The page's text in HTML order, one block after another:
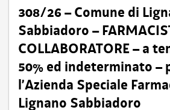
308/26 – Comune di
Sabbiadoro –
COLLABORATORE – a
50% ed indeterminato –
l’Azienda Speciale
Lignano Sabbiadoro